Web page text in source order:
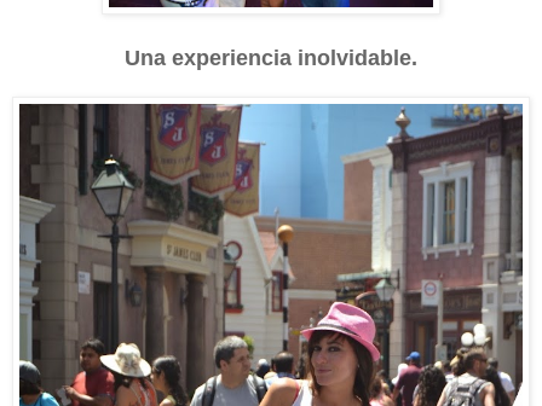
Una experiencia inolvidable.